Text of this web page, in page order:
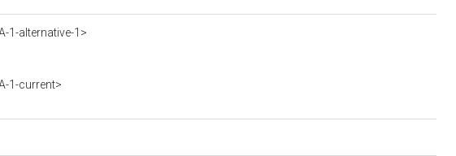
1-alternative-1>
1-current>